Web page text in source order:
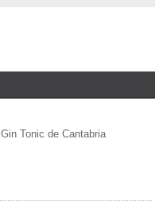
Tonic de Cantabria